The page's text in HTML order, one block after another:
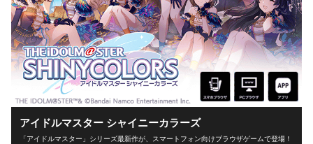
アイドルマスター シャイニーカラーズ
「アイドルマスター」シリーズ最新作が、スマートフォン向けブラウザゲームで登場！